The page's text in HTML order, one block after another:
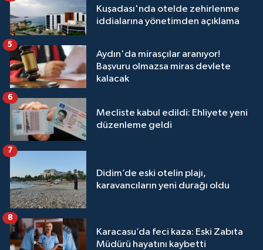
Kuşadası'nda otelde zehirlenme
iddialarına yönetimden açıklama
Aydın'da mirasçılar aranıyor!
Başvuru olmazsa miras devlete
kalacak
5
Mecliste kabul edildi: Ehliyete yeni
düzenleme geldi
6
Didim’de eski otelin plajı,
karavancıların yeni durağı oldu
7
Karacasu’da feci kaza: Eski Zabıta
Müdürü hayatını kaybetti
8